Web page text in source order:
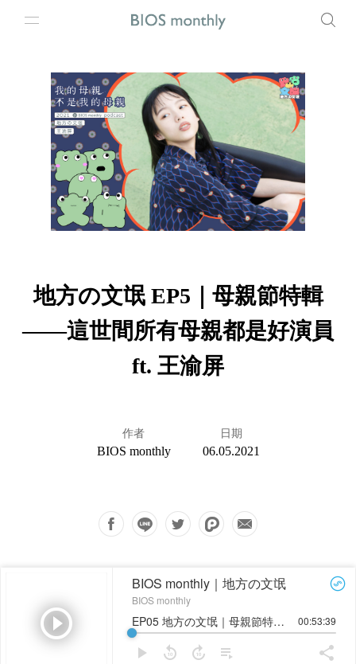
地方の文氓 EP5｜母親節特輯
——這世間所有母親都是好演員
ft. 王渝屏
作者
BIOS monthly
日期
06.05.2021